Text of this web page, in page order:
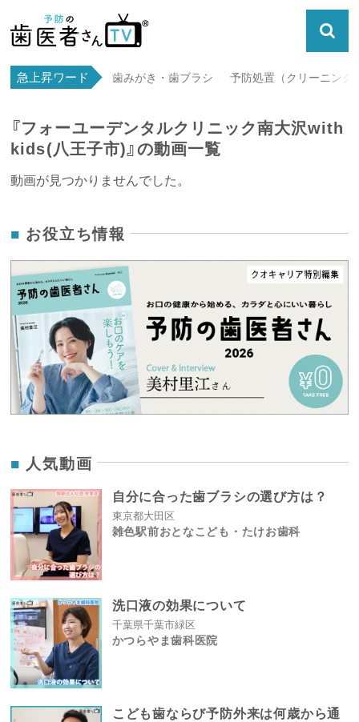
急上昇ワード 歯みがき・歯ブラシ 予防処置（クリーニング
『フォーユーデンタルクリニック南大沢with
kids(八王子市)』の動画一覧
動画が見つかりませんでした。
お役立ち情報
人気動画
自分に合った歯ブラシの選び方は？
東京都大田区
雑色駅前おとなこども・たけお歯科
洗口液の効果について
千葉県千葉市緑区
かつらやま歯科医院
こども歯ならび予防外来は何歳から通